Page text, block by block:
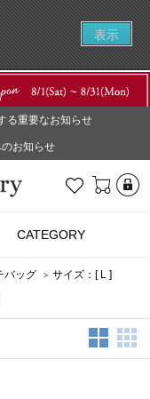
表示
る重要なお知らせ
お知らせ
お気に入り
CATEGORY
バッグ サイズ：[ L ]
2列表示